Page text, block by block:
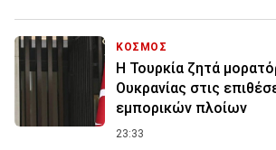
ΚΟΣΜΟΣ
Η Τουρκία ζητά
Ουκρανίας στις
εμπορικών πλοίων
23:33